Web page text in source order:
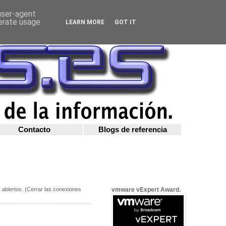
Contacto Blogs de referencia
(Cerrar las conexiones vmware vExpert Award.
agent
usage
LEARN MORE GOT IT